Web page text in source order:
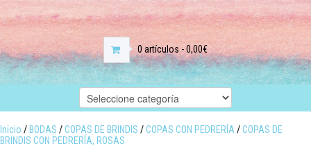
0 artículos - 0,00€
Inicio / BODAS /COPAS DE BRINDIS /COPAS CON PEDRERÍA /COPAS DE
BRINDIS CON PEDRERÍA, ROSAS